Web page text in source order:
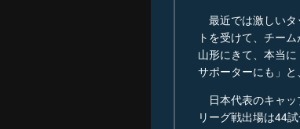
最近では激しいタ
トを受けて、チー
山形にきて、本当
サポーターにも」と
日本代表のキャッ
リーグ戦出場は44